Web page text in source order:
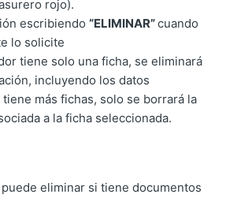
rojo).
escribiendo“ELIMINAR”cuando
lo solicite
tiene solo una ficha, se eliminará
incluyendo los datos
más fichas, solo se borrará la
a la ficha seleccionada.
eliminar si tiene documentos